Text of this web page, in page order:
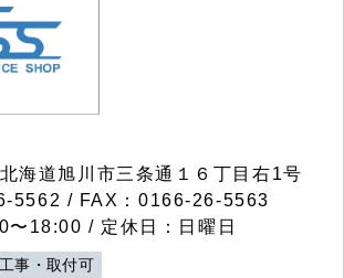
道旭川市三条通１６丁目右1号
5562 / FAX：0166-26-5563
〜18:00 / 定休日：日曜日
工事・取付可